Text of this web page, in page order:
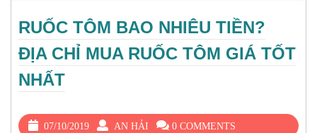
RUỐC TÔM BAO NHIÊU TIỀN?
ĐỊA CHỈ MUA RUỐC TÔM GIÁ TỐT
NHẤT
07/10/2019 AN HẢI 0 COMMENTS